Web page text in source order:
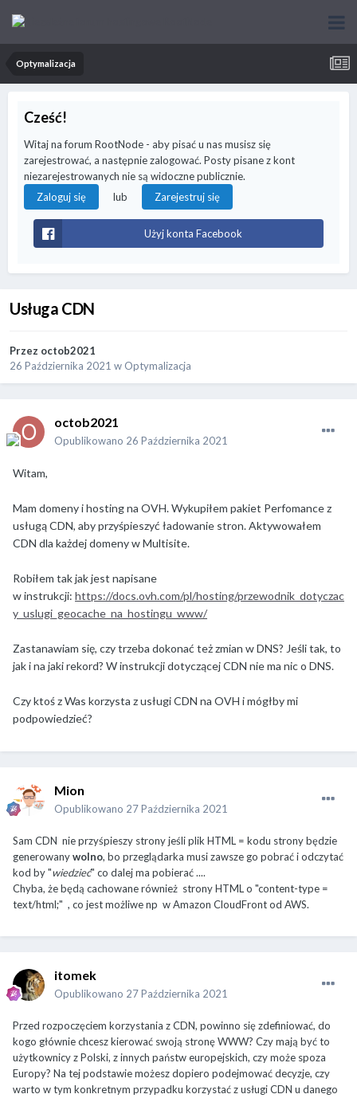
Optymalizacja
Cześć!
Witaj na forum RootNode - aby pisać u nas musisz się
zarejestrować, a następnie zalogować. Posty pisane z kont
niezarejestrowanych nie są widoczne publicznie.
Zaloguj się
lub Zarejestruj się
Użyj konta Facebook
Usługa CDN
Przez octob2021
26 Października 2021 w Optymalizacja
octob2021
Opublikowano 26 Października 2021
Witam,
Mam domeny i hosting na OVH. Wykupiłem pakiet Perfomance z
usługą CDN, aby przyśpieszyć ładowanie stron. Aktywowałem
CDN dla każdej domeny w Multisite.
Robiłem tak jak jest napisane
w instrukcji: https://docs.ovh.com/pl/hosting/przewodnik_dotyczac
y_uslugi_geocache_na_hostingu_www/
Zastanawiam się, czy trzeba dokonać też zmian w DNS? Jeśli tak, to
jak i na jaki rekord? W instrukcji dotyczącej CDN nie ma nic o DNS.
Czy ktoś z Was korzysta z usługi CDN na OVH i mógłby mi
podpowiedzieć?
Mion
Opublikowano 27 Października 2021
Sam CDN nie przyśpieszy strony jeśli plik HTML = kodu strony będzie
generowanywolno, bo przeglądarka musi zawsze go pobrać i odczytać
kod by "wiedzieć" co dalej ma pobierać ....
Chyba, że będą cachowane również strony HTML o "content-type =
text/html;" , co jest możliwe np w Amazon CloudFront od AWS.
itomek
Opublikowano 27 Października 2021
Przed rozpoczęciem korzystania z CDN, powinno się zdefiniować, do
kogo głównie chcesz kierować swoją stronę WWW? Czy mają być to
użytkownicy z Polski, z innych państw europejskich, czy może spoza
Europy? Na tej podstawie możesz dopiero podejmować decyzje, czy
warto w tym konkretnym przypadku korzystać z usługi CDN u danego